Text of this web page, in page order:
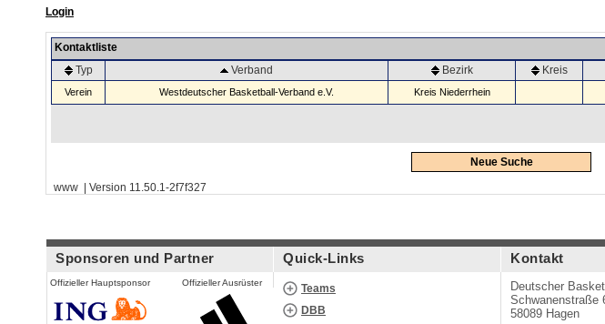
Login
Kontaktliste
Typ
Verband Bezirk Kreis
Verein Westdeutscher Basketball-Verband e.V. Kreis Niederrhein
Neue Suche
www | Version 11.50.1-2f7f327
Sponsoren und Partner
Offizieller Hauptsponsor Offizieller Ausrüster
Quick-Links
Teams
DBB
Kontakt
Deutscher
Schwanenstraße
58089 Hagen